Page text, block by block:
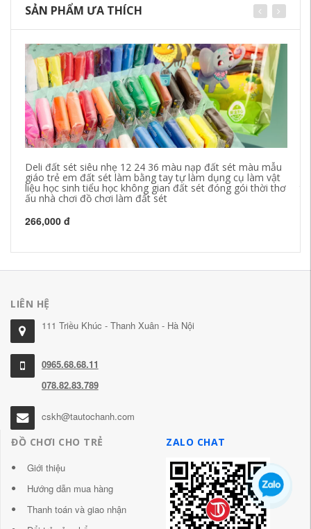
SẢN PHẨM ƯA THÍCH
Deli đất sét siêu nhẹ 12 24 36 màu nạp đất sét màu mẫu
giáo trẻ em đất sét làm bằng tay tự làm dụng cụ làm vật
liệu học sinh tiểu học không gian đất sét đóng gói thời thơ
ấu nhà chơi đồ chơi làm đất sét
266,000 đ
LIÊN HỆ
111 Triều Khúc - Thanh Xuân - Hà Nội
0965.68.68.11
078.82.83.789
cskh@tautochanh.com
ĐỒ CHƠI CHO TRẺ
Giới thiệu
Hướng dẫn mua hàng
Thanh toán và giao nhận
ZALO CHAT